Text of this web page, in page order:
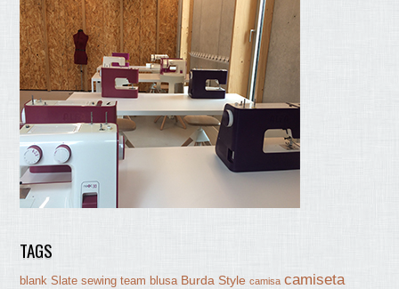
TAGS
blank Slate sewing team blusa Burda Style camisa camiseta